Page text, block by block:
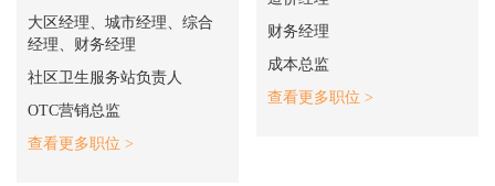
大区经理、城市经理、综合
经理、财务经理
社区卫生服务站负责人
OTC营销总监
查看更多职位 >
财务经理
成本总监
查看更多职位 >